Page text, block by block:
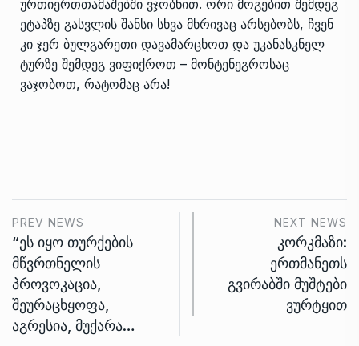
ურთიერთთამაშებში ვჯობნით. ორი მოგებით შემდეგ
ეტაპზე გასვლის შანსი სხვა მხრივაც არსებობს, ჩვენ
კი ჯერ ბულგარეთი დავამარცხოთ და უკანასკნელ
ტურზე შემდეგ ვიფიქროთ – მონტენეგროსაც
ვაჯობოთ, რატომაც არა!
PREV NEWS
“ეს იყო თურქების
მწვრთნელის
პროვოკაცია,
შეურაცხყოფა,
აგრესია, მუქარა…
NEXT NEWS
კორკმაზი:
ერთმანეთს
გვირაბში მუშტები
ვურტყით